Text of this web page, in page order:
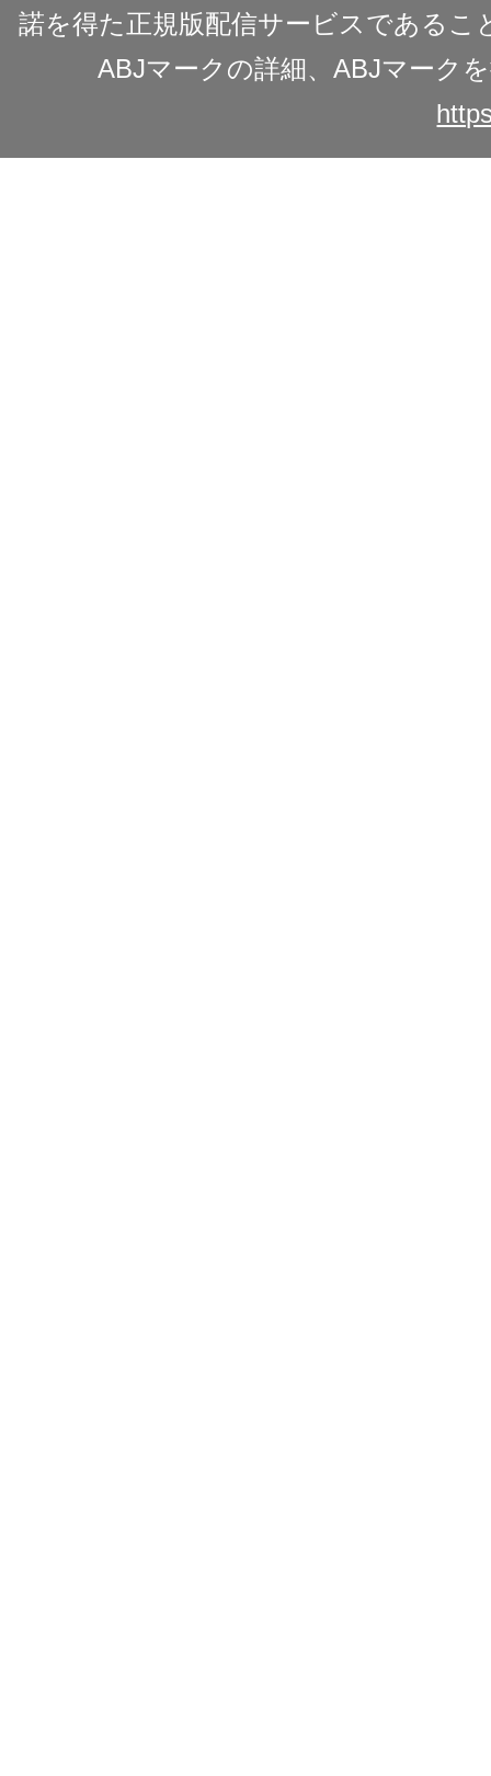
諾を得た正規版配信サービスであるこ
ABJマークの詳細、ABJマーク